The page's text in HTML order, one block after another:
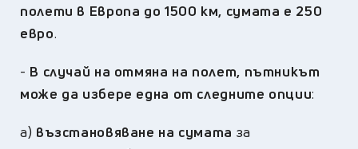
полети в Европа до 1500 км, сумата е 250
евро.
- В случай на отмяна на полет, пътникът
може да избере една от следните опции:
а) възстановяване на сумата за